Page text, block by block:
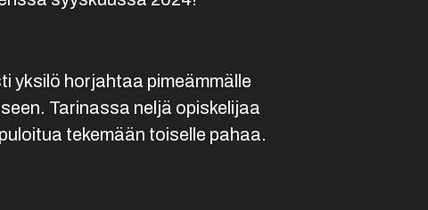
yksilö horjahtaa pimeämmälle
Tarinassa neljä opiskelijaa
tekemään toiselle pahaa.